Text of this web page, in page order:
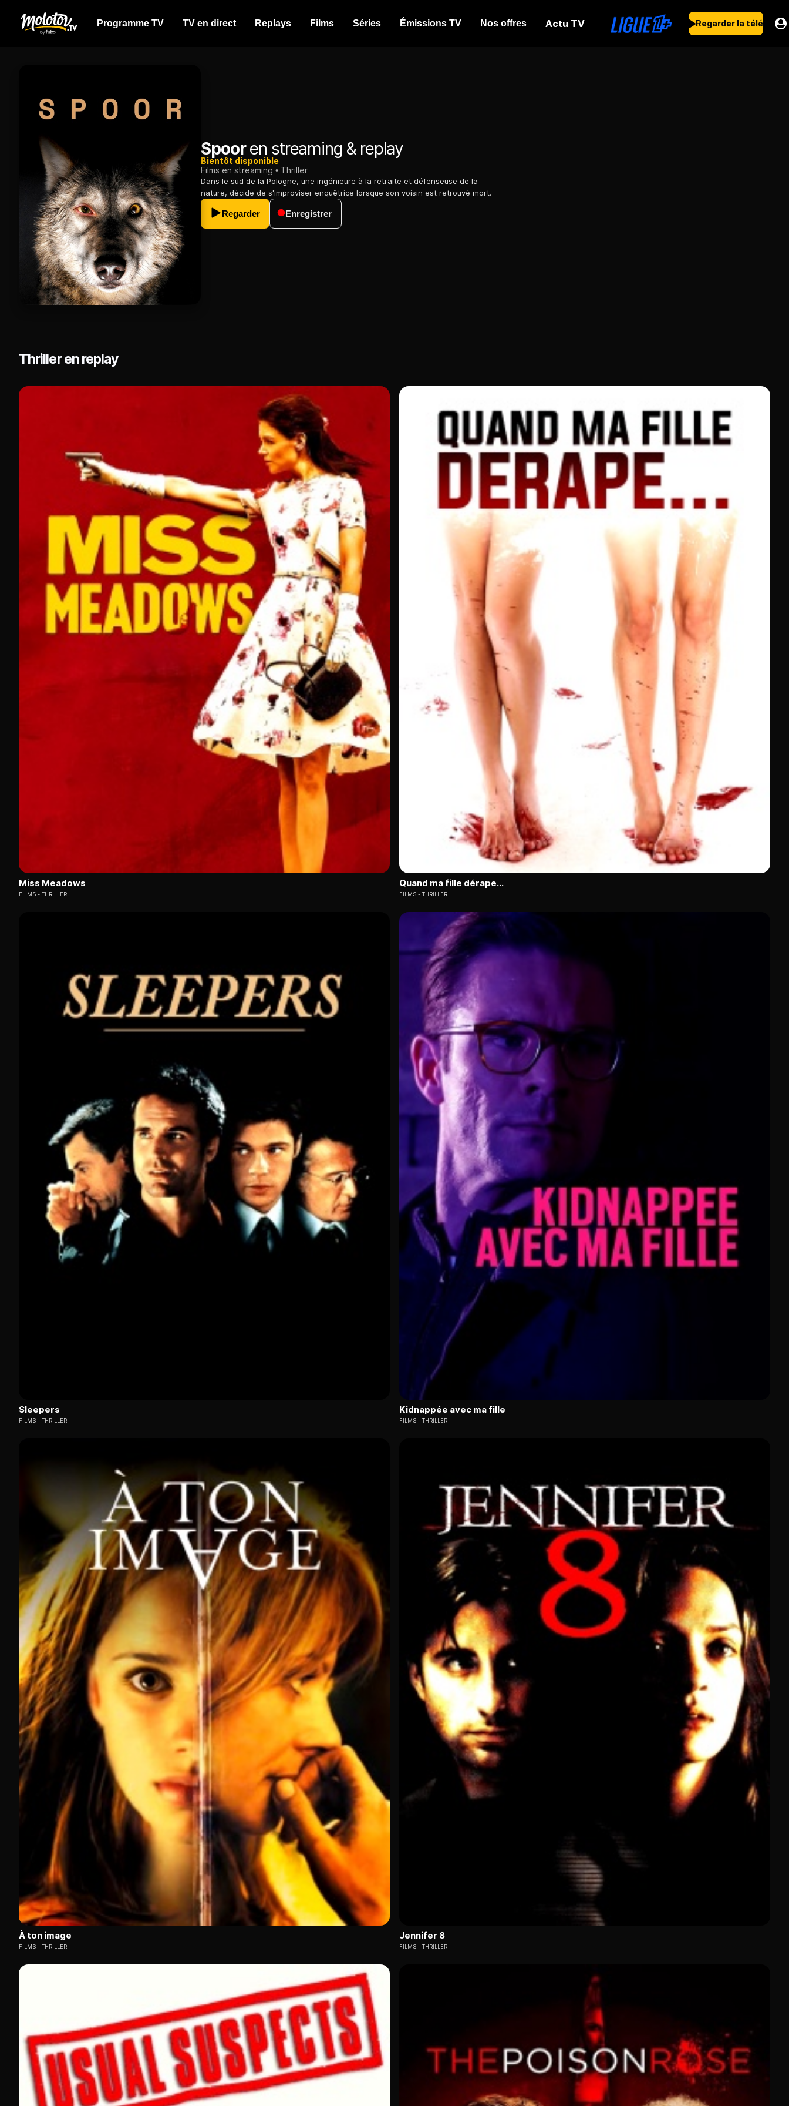
Programme TV TV en direct Replays Films Séries Émissions TV Nos offres Actu TV Regarder la télé
Spooren streaming & replay
Bientôt disponible
Films en streaming
Thriller
Dans le sud de la Pologne, une ingénieure à la retraite et défenseuse de la
nature, décide de s'improviser enquêtrice lorsque son voisin est retrouvé mort.
Regarder Enregistrer
Thriller en replay
Miss Meadows
FILMS THRILLER
Quand ma fille dérape...
FILMS THRILLER
Sleepers
FILMS THRILLER
Kidnappée avec ma fille
FILMS THRILLER
À ton image
FILMS THRILLER
Jennifer 8
FILMS THRILLER